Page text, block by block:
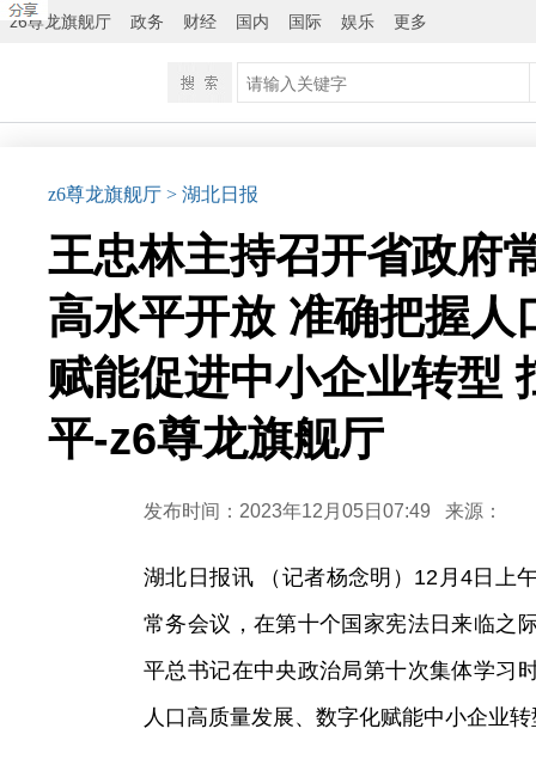
z6尊龙旗舰厅 政务 财经 国内 国际 娱乐 更多
z6尊龙旗舰厅 > 湖北日报
王忠林主持召开省政府
高水平开放 准确把握
赋能促进中小企业转型
平-z6尊龙旗舰厅
发布时间：2023年12月05日07:49 来源：
湖北日报讯 （记者杨念明）12月4日上
常务会议，在第十个国家宪法日来临之
平总书记在中央政治局第十次集体学习
人口高质量发展、数字化赋能中小企业